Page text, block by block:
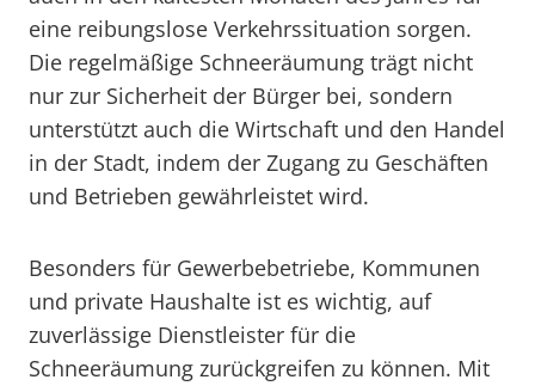
eine reibungslose Verkehrssituation sorgen.
Die regelmäßige Schneeräumung trägt nicht
nur zur Sicherheit der Bürger bei, sondern
unterstützt auch die Wirtschaft und den Handel
in der Stadt, indem der Zugang zu Geschäften
und Betrieben gewährleistet wird.
Besonders für Gewerbebetriebe, Kommunen
und private Haushalte ist es wichtig, auf
zuverlässige Dienstleister für die
Schneeräumung zurückgreifen zu können. Mit